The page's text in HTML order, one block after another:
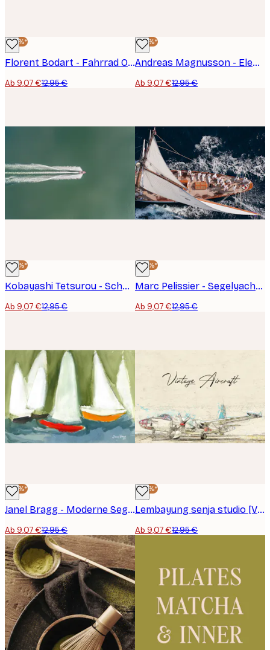
-30%*
Florent Bodart - Fahrrad Orangenscheibe Poster
Ab 9,07 €12,95 €
-30%*
Andreas Magnusson - Elegantes Segelboot auf See Poster
Ab 9,07 €12,95 €
-30%*
Kobayashi Tetsurou - Schnellboot auf grünem Wasser Poster
Ab 9,07 €12,95 €
-30%*
Marc Pelissier - Segelyacht Crew Poster
Ab 9,07 €12,95 €
-30%*
Janel Bragg - Moderne Segelboote Meereslandschaft Poster
Ab 9,07 €12,95 €
-30%*
Lembayung senja studio [Vintage Poster] - Vintage Flugzeug Skizze Poster
Ab 9,07 €12,95 €